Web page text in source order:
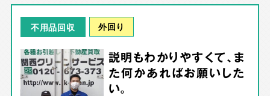
不用品回収 外回り
説明もわかりやすくて、ま
た何かあればお願いした
い。